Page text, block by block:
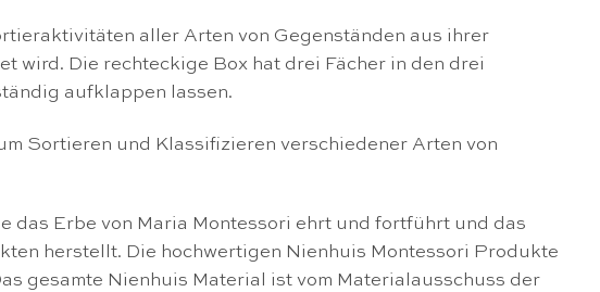
aller Arten von Gegenständen aus ihrer
wird. Die rechteckige Box hat drei Fächer in den drei
aufklappen lassen.
Sortieren und Klassifizieren verschiedener Arten von
das Erbe von Maria Montessori ehrt und fortführt und das
herstellt. Die hochwertigen Nienhuis Montessori Produkte
gesamte Nienhuis Material ist vom Materialausschuss der